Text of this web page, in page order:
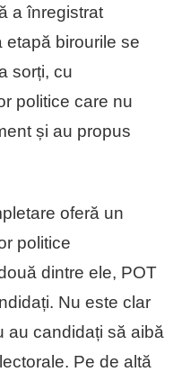
a înregistrat
etapă birourile se
sorți, cu
politice care nu
și au propus
oferă un
politice
dintre ele, POT
Nu este clar
au candidați să aibă
Pe de altă